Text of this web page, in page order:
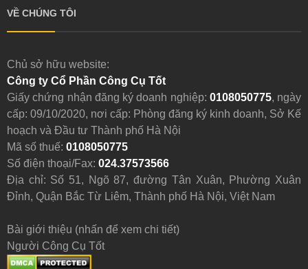
VỀ CHÚNG TÔI
Chủ sở hữu website:
Công ty Cổ Phần Công Cụ Tốt
Giấy chứng nhận đăng ký doanh nghiệp: 0108050775, ngày
cấp: 09/10/2020, nơi cấp: Phòng đăng ký kinh doanh, Sở Kế
hoạch và Đầu tư Thành phố Hà Nội
Mã số thuế: 0108050775
Số điện thoại/Fax: 024.37573566
Địa chỉ: Số 51, Ngõ 87, đường Tân Xuân, Phường Xuân
Đỉnh, Quận Bắc Từ Liêm, Thành phố Hà Nội, Việt Nam
Bài giới thiệu (nhấn để xem chi tiết)
Người Công Cụ Tốt